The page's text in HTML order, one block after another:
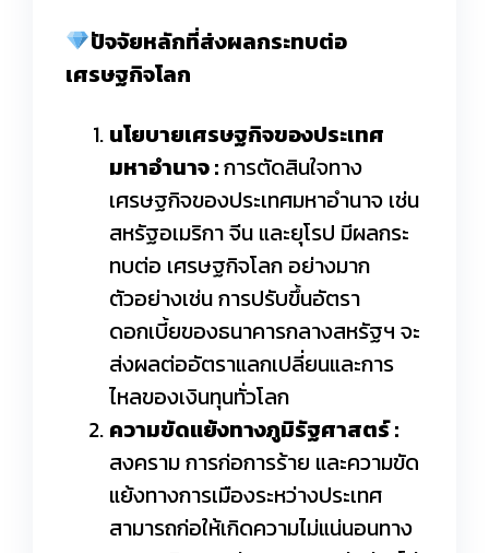
ปัจจัยหลักที่ส่งผลกระทบต่อ
เศรษฐกิจโลก
นโยบายเศรษฐกิจของประเทศ
มหาอำนาจ :การตัดสินใจทาง
เศรษฐกิจของประเทศมหาอำนาจ เช่น
สหรัฐอเมริกา จีน และยุโรป มีผลกระ
ทบต่อ เศรษฐกิจโลก อย่างมาก
ตัวอย่างเช่น การปรับขึ้นอัตรา
ดอกเบี้ยของธนาคารกลางสหรัฐฯ จะ
ส่งผลต่ออัตราแลกเปลี่ยนและการ
ไหลของเงินทุนทั่วโลก
ความขัดแย้งทางภูมิรัฐศาสตร์ :
สงคราม การก่อการร้าย และความขัด
แย้งทางการเมืองระหว่างประเทศ
สามารถก่อให้เกิดความไม่แน่นอนทาง